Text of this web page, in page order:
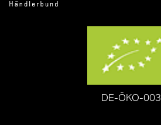
DE-ÖKO-003